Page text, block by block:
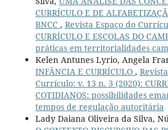
CURRÍCULO E DE
BNCC , Revista Espaço do
CURRÍCULO E ESCOLAS DO
práticas em territorialidades
Kelen Antunes Lyrio, Angela
INFÂNCIA E CURRÍCULO ,
Currículo: v. 13 n. 3 (2020):
COTIDIANOS: possibilidades
tempos de regulação autoritária
Lady Daiana Oliveira da Silva,